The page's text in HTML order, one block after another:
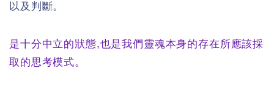
以及判斷。
是十分中立的狀態,也是我們靈魂本身的存在所應該採
取的思考模式。